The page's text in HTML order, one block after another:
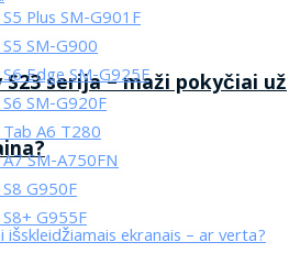
serija – maži pokyčiai už
Plus SM-G901F
SM-G900
Edge SM-G925F
SM-G920F
A6 T280
SM-A750FN
G950F
G955F